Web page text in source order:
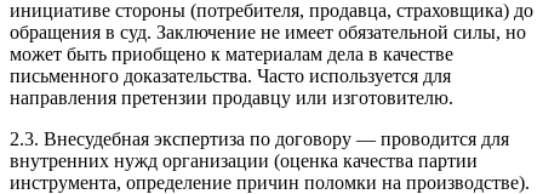
инициативе стороны (потребителя, продавца, страховщика) до
обращения в суд. Заключение не имеет обязательной силы, но
может быть приобщено к материалам дела в качестве
письменного доказательства. Часто используется для
направления претензии продавцу или изготовителю.
2.3. Внесудебная экспертиза по договору — проводится для
внутренних нужд организации (оценка качества партии
инструмента, определение причин поломки на производстве).